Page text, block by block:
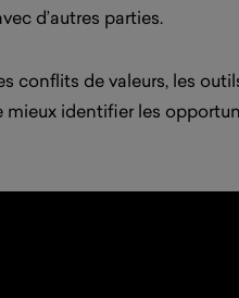
d’autres parties.
de valeurs, les
identifier les